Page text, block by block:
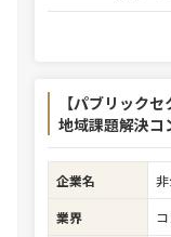
【パブリック
地域課題解決コ
企業名
業界